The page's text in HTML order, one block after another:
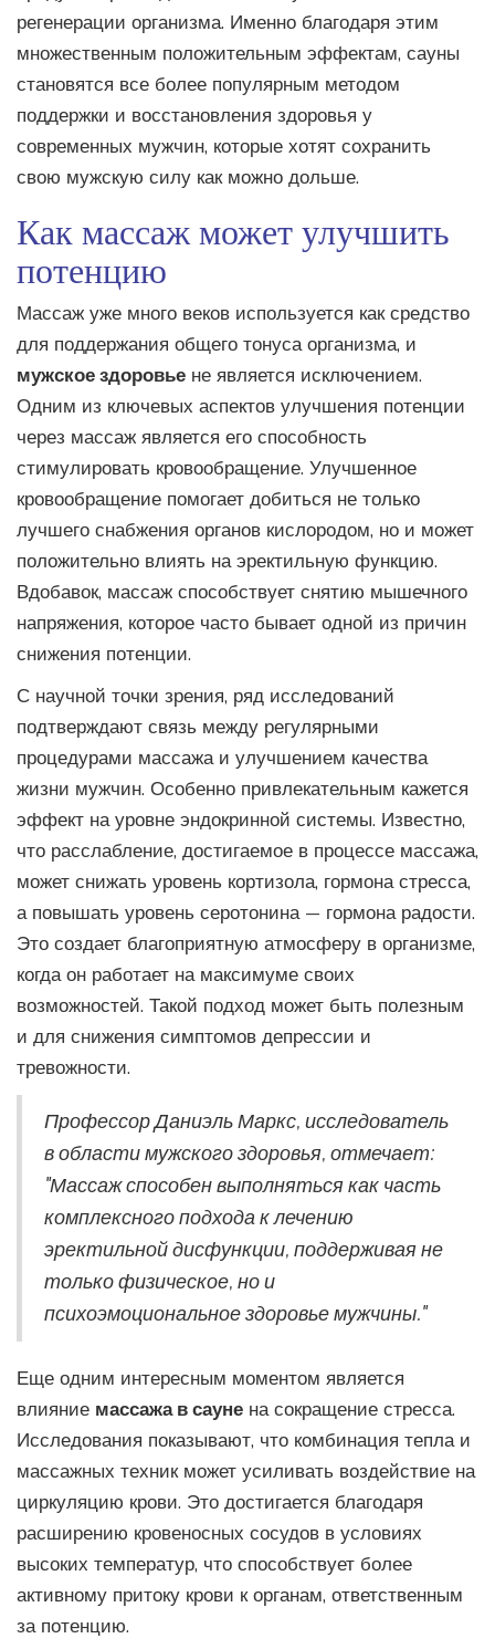
регенерации организма. Именно благодаря этим
множественным положительным эффектам, сауны
становятся все более популярным методом
поддержки и восстановления здоровья у
современных мужчин, которые хотят сохранить
свою мужскую силу как можно дольше.
Как массаж может улучшить
потенцию
Массаж уже много веков используется как средство
для поддержания общего тонуса организма, и
мужское здоровье не является исключением.
Одним из ключевых аспектов улучшения потенции
через массаж является его способность
стимулировать кровообращение. Улучшенное
кровообращение помогает добиться не только
лучшего снабжения органов кислородом, но и может
положительно влиять на эректильную функцию.
Вдобавок, массаж способствует снятию мышечного
напряжения, которое часто бывает одной из причин
снижения потенции.
С научной точки зрения, ряд исследований
подтверждают связь между регулярными
процедурами массажа и улучшением качества
жизни мужчин. Особенно привлекательным кажется
эффект на уровне эндокринной системы. Известно,
что расслабление, достигаемое в процессе массажа,
может снижать уровень кортизола, гормона стресса,
а повышать уровень серотонина — гормона радости.
Это создает благоприятную атмосферу в организме,
когда он работает на максимуме своих
возможностей. Такой подход может быть полезным
и для снижения симптомов депрессии и
тревожности.
Профессор Даниэль Маркс, исследователь
в области мужского здоровья, отмечает:
"Массаж способен выполняться как часть
комплексного подхода к лечению
эректильной дисфункции, поддерживая не
только физическое, но и
психоэмоциональное здоровье мужчины."
Еще одним интересным моментом является
влияние массажа в сауне на сокращение стресса.
Исследования показывают, что комбинация тепла и
массажных техник может усиливать воздействие на
циркуляцию крови. Это достигается благодаря
расширению кровеносных сосудов в условиях
высоких температур, что способствует более
активному притоку крови к органам, ответственным
за потенцию.